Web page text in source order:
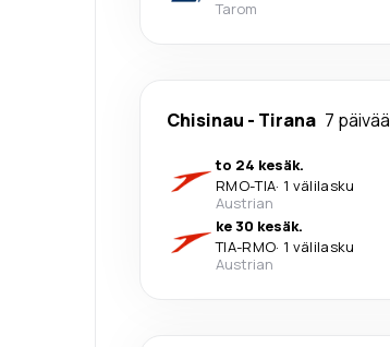
Tarom
Chisinau - Tirana 7 päivää
to 24 kesäk.
RMO-TIA· 1 välilasku
Austrian
ke 30 kesäk.
TIA-RMO· 1 välilasku
Austrian